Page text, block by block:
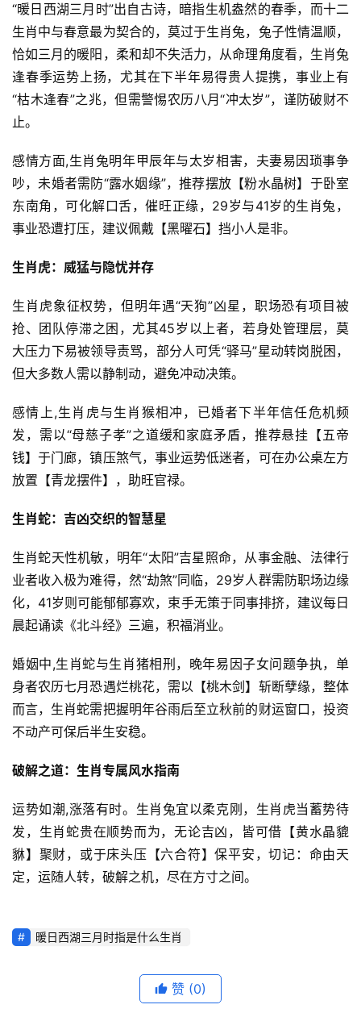
“暖日西湖三月时”出自古诗，暗指生机盎然的春季，而十二
生肖中与春意最为契合的，莫过于生肖兔，兔子性情温顺，
恰如三月的暖阳，柔和却不失活力，从命理角度看，生肖兔
逢春季运势上扬，尤其在下半年易得贵人提携，事业上有
“枯木逢春”之兆，但需警惕农历八月“冲太岁”，谨防破财不
止。
感情方面,生肖兔明年甲辰年与太岁相害，夫妻易因琐事争
吵，未婚者需防“露水姻缘”，推荐摆放【粉水晶树】于卧室
东南角，可化解口舌，催旺正缘，29岁与41岁的生肖兔，
事业恐遭打压，建议佩戴【黑曜石】挡小人是非。
生肖虎：威猛与隐忧并存
生肖虎象征权势，但明年遇“天狗”凶星，职场恐有项目被
抢、团队停滞之困，尤其45岁以上者，若身处管理层，莫
大压力下易被领导责骂，部分人可凭“驿马”星动转岗脱困，
但大多数人需以静制动，避免冲动决策。
感情上,生肖虎与生肖猴相冲，已婚者下半年信任危机频
发，需以“母慈子孝”之道缓和家庭矛盾，推荐悬挂【五帝
钱】于门廊，镇压煞气，事业运势低迷者，可在办公桌左方
放置【青龙摆件】，助旺官禄。
生肖蛇：吉凶交织的智慧星
生肖蛇天性机敏，明年“太阳”吉星照命，从事金融、法律行
业者收入极为难得，然“劫煞”同临，29岁人群需防职场边缘
化，41岁则可能郁郁寡欢，束手无策于同事排挤，建议每日
晨起诵读《北斗经》三遍，积福消业。
婚姻中,生肖蛇与生肖猪相刑，晚年易因子女问题争执，单
身者农历七月恐遇烂桃花，需以【桃木剑】斩断孽缘，整体
而言，生肖蛇需把握明年谷雨后至立秋前的财运窗口，投资
不动产可保后半生安稳。
破解之道：生肖专属风水指南
运势如潮,涨落有时。生肖兔宜以柔克刚，生肖虎当蓄势待
发，生肖蛇贵在顺势而为，无论吉凶，皆可借【黄水晶貔
貅】聚财，或于床头压【六合符】保平安，切记：命由天
定，运随人转，破解之机，尽在方寸之间。
暖日西湖三月时指是什么生肖
赞 (0)